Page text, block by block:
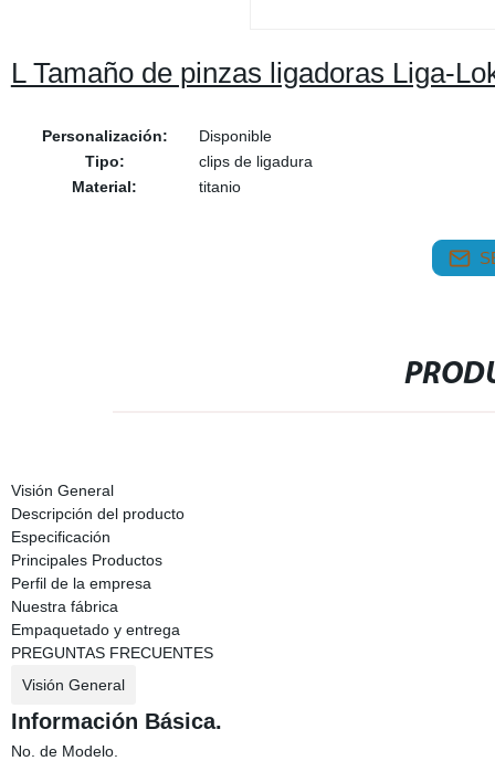
L Tamaño de pinzas ligadoras Liga-
Personalización:
Disponible
Tipo:
clips de ligadura
Material:
titanio
Visión General
Descripción del producto
Especificación
Principales Productos
Perfil de la empresa
Nuestra fábrica
Empaquetado y entrega
PREGUNTAS FRECUENTES
Visión General
Información Básica.
No. de Modelo.